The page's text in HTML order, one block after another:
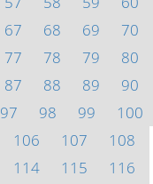
67 68 69
70
77 78 79
80
87 88 89
90
97 98 99
100
106 107
108
114 115
116